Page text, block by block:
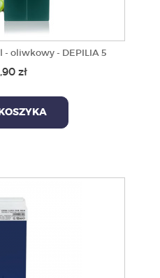
- oliwkowy - DEPILIA 5
zł